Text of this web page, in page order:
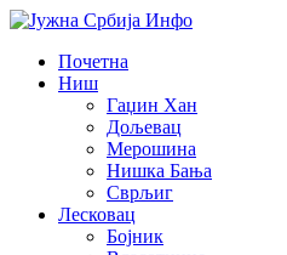
Почетна
Ниш
Гаџин Хан
Дољевац
Мерошина
Нишка Бања
Сврљиг
Лесковац
Бојник